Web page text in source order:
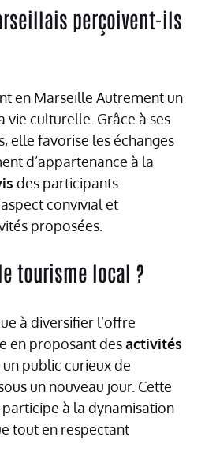
perçoivent-ils
en Marseille Autrement un
vie culturelle. Grâce à ses
elle favorise les échanges
d’appartenance à la
des participants
convivial et
proposées.
tourisme local ?
à diversifier l’offre
en proposant desactivités
public curieux de
un nouveau jour. Cette
à la dynamisation
tout en respectant